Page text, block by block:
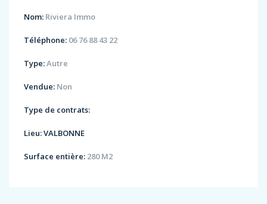
Nom: Riviera Immo
Téléphone: 06 76 88 43 22
Type:Autre
Vendue: Non
Type de contrats:
Lieu:VALBONNE
Surface entière: 280 M2